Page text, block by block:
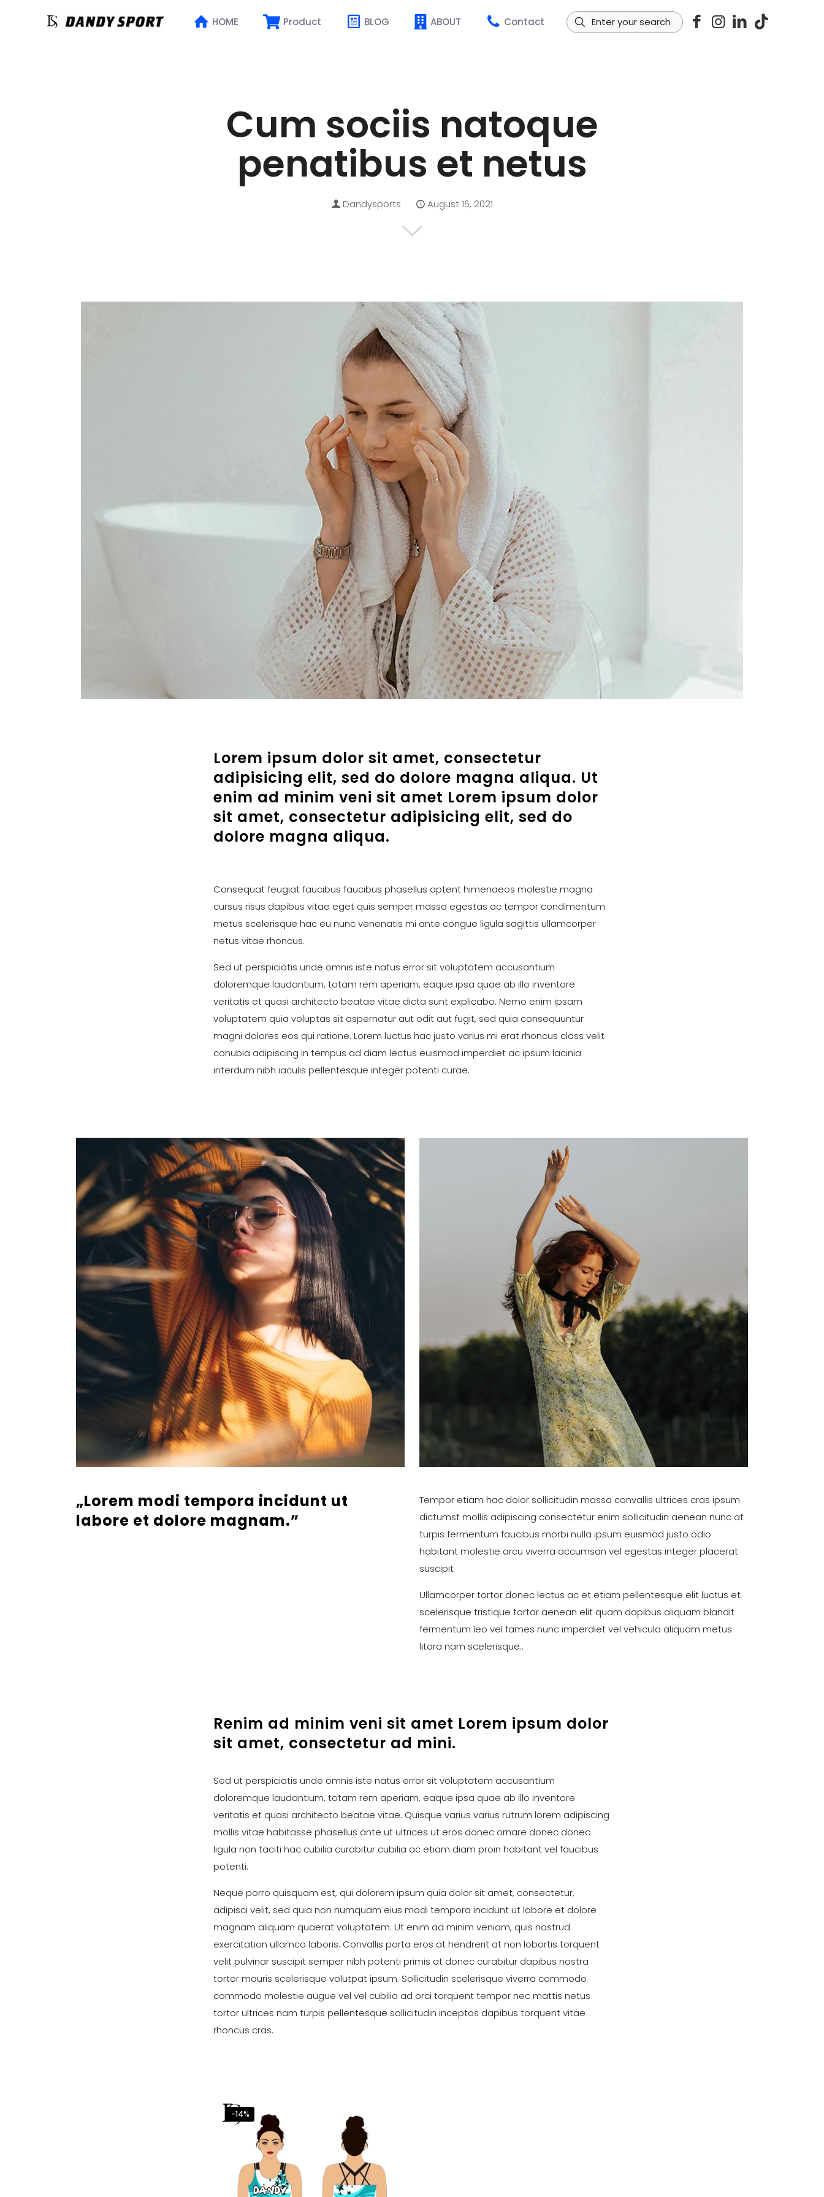
HOME Product BLOG ABOUT Contact
Cum sociis natoque
penatibus et netus
Dandysports August 16, 2021
Lorem ipsum dolor sit amet, consectetur
adipisicing elit, sed do dolore magna aliqua. Ut
enim ad minim veni sit amet Lorem ipsum dolor
sit amet, consectetur adipisicing elit, sed do
dolore magna aliqua.
Consequat feugiat faucibus faucibus phasellus aptent himenaeos molestie magna
cursus risus dapibus vitae eget quis semper massa egestas ac tempor condimentum
metus scelerisque hac eu nunc venenatis mi ante congue ligula sagittis ullamcorper
netus vitae rhoncus.
Sed ut perspiciatis unde omnis iste natus error sit voluptatem accusantium
doloremque laudantium, totam rem aperiam, eaque ipsa quae ab illo inventore
veritatis et quasi architecto beatae vitae dicta sunt explicabo. Nemo enim ipsam
voluptatem quia voluptas sit aspernatur aut odit aut fugit, sed quia consequuntur
magni dolores eos qui ratione. Lorem luctus hac justo varius mi erat rhoncus class velit
conubia adipiscing in tempus ad diam lectus euismod imperdiet ac ipsum lacinia
interdum nibh iaculis pellentesque integer potenti curae.
„Lorem modi tempora incidunt ut
labore et dolore magnam.”
Tempor etiam hac dolor sollicitudin massa convallis ultrices cras ipsum
dictumst mollis adipiscing consectetur enim sollicitudin aenean nunc at
turpis fermentum faucibus morbi nulla ipsum euismod justo odio
habitant molestie arcu viverra accumsan vel egestas integer placerat
suscipit
Ullamcorper tortor donec lectus ac et etiam pellentesque elit luctus et
scelerisque tristique tortor aenean elit quam dapibus aliquam blandit
fermentum leo vel fames nunc imperdiet vel vehicula aliquam metus
litora nam scelerisque..
Renim ad minim veni sit amet Lorem ipsum dolor
sit amet, consectetur ad mini.
Sed ut perspiciatis unde omnis iste natus error sit voluptatem accusantium
doloremque laudantium, totam rem aperiam, eaque ipsa quae ab illo inventore
veritatis et quasi architecto beatae vitae. Quisque varius varius rutrum lorem adipiscing
mollis vitae habitasse phasellus ante ut ultrices ut eros donec ornare donec donec
ligula non taciti hac cubilia curabitur cubilia ac etiam diam proin habitant vel faucibus
potenti.
Neque porro quisquam est, qui dolorem ipsum quia dolor sit amet, consectetur,
adipisci velit, sed quia non numquam eius modi tempora incidunt ut labore et dolore
magnam aliquam quaerat voluptatem. Ut enim ad minim veniam, quis nostrud
exercitation ullamco laboris. Convallis porta eros at hendrerit at non lobortis torquent
velit pulvinar suscipit semper nibh potenti primis at donec curabitur dapibus nostra
tortor mauris scelerisque volutpat ipsum. Sollicitudin scelerisque viverra commodo
commodo molestie augue vel vel cubilia ad orci torquent tempor nec mattis netus
tortor ultrices nam turpis pellentesque sollicitudin inceptos dapibus torquent vitae
rhoncus cras.
-14%